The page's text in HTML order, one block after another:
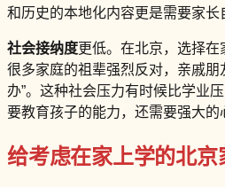
和历史的本地化内容更是需要家长
社会接纳度更低。在北京，选择在
很多家庭的祖辈强烈反对，亲戚朋
办”。这种社会压力有时候比学业
要教育孩子的能力，还需要强大的
给考虑在家上学的北